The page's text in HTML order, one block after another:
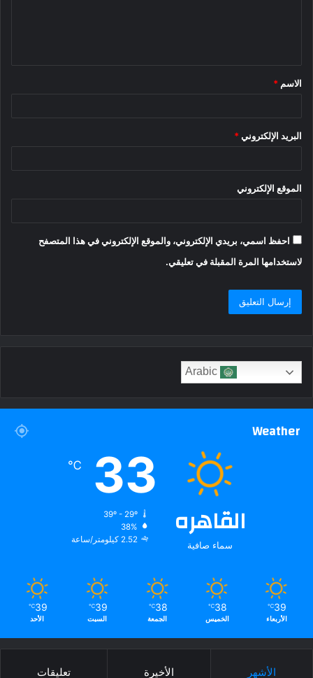
*
الاسم *
البريد الإلكتروني *
الموقع الإلكتروني
احفظ اسمي، بريدي الإلكتروني، والموقع الإلكتروني في هذا المتصفح
لاستخدامها المرة المقبلة في تعليقي.
Weather
القاهره
سماء صافية
33
℃
39º - 29º
38%
2.52 كيلومتر/ساعة
39
℃
الأربعاء
38
℃
الخميس
38
℃
الجمعة
39
℃
السبت
39
℃
الأحد
الأشهر الأخيرة تعليقات